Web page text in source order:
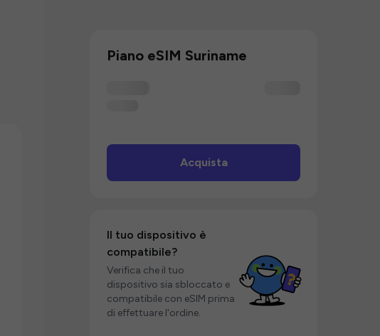
Piano eSIM Suriname
Acquista
Il tuo dispositivo è
compatibile?
Verifica che il tuo
dispositivo sia sbloccato e
compatibile con eSIM prima
di effettuare l'ordine.